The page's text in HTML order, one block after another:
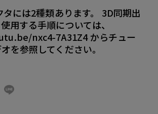
には2種類あります。 3D同期出
用する手順については、
nxc4-7A31Z4 からチュー
を参照してください。